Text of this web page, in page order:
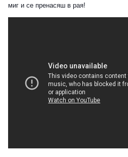
миг и се пренасяш в рая!